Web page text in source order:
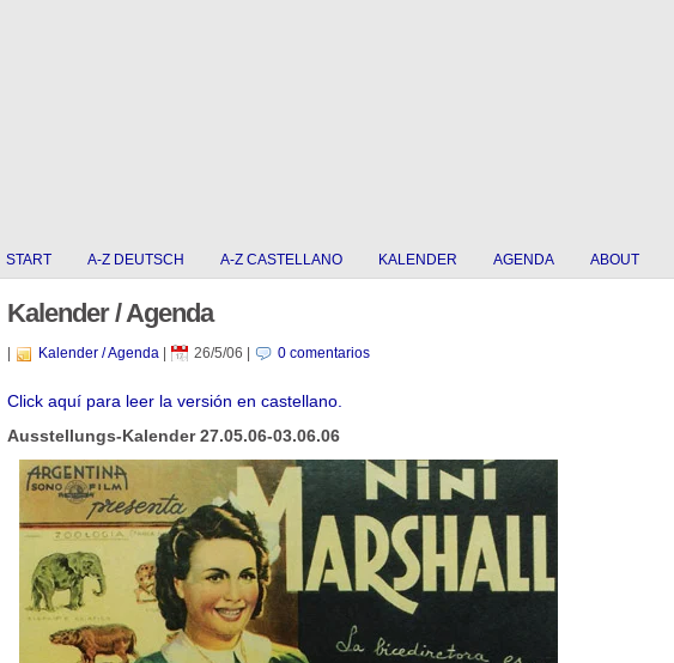
START A-Z DEUTSCH A-Z CASTELLANO KALENDER AGENDA ABOUT
Kalender / Agenda
Kalender / Agenda| 26/5/06 0 comentarios
Click aquí para leer la versión en castellano.
Ausstellungs-Kalender 27.05.06-03.06.06